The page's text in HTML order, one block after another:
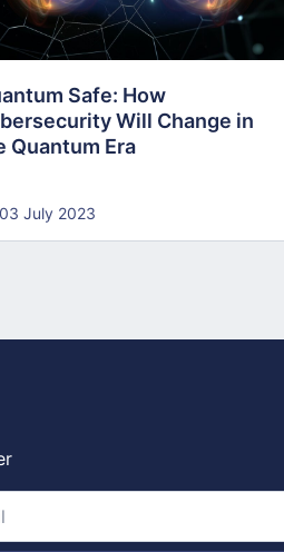
Safe: How
Will Change in
Quantum Era
03 July 2023